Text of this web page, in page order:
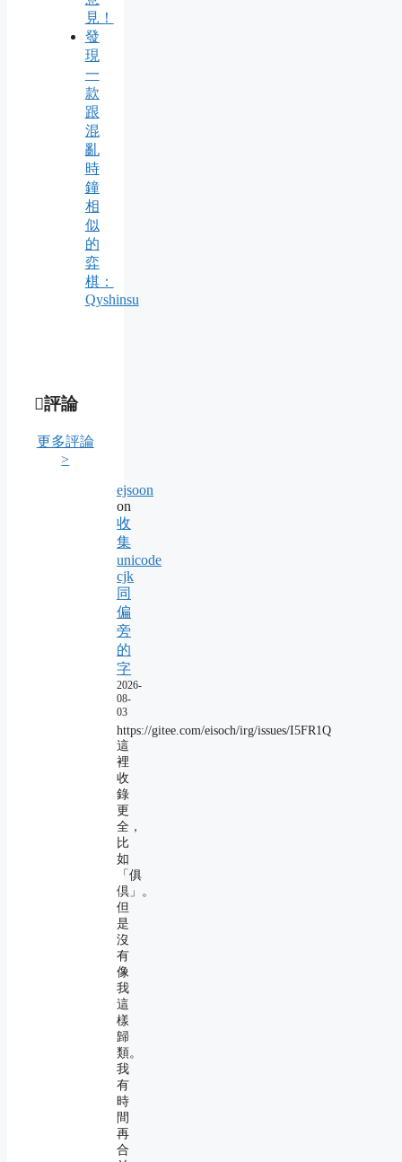
見！
發
現
一
款
跟
混
亂
時
鐘
相
似
的
弈
棋：
Qyshinsu
評論
更多評論
>
ejsoon
on
收
集
unicode
cjk
同
偏
旁
的
字
2026-
08-
03
https://gitee.com/eisoch/irg/issues/I5FR1Q
這
裡
收
錄
更
全，
比
如
「俱
倶」。
但
是
沒
有
像
我
這
樣
歸
類。
我
有
時
間
再
合